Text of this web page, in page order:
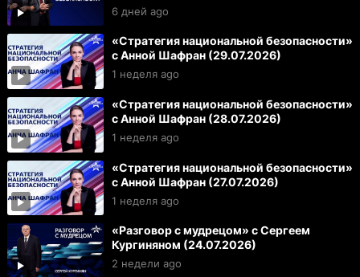
6 дней ago
«Стратегия национальной безопасности»
с Анной Шафран (29.07.2026)
1 неделя ago
«Стратегия национальной безопасности»
с Анной Шафран (28.07.2026)
1 неделя ago
«Стратегия национальной безопасности»
с Анной Шафран (27.07.2026)
1 неделя ago
«Разговор с мудрецом» с Сергеем
Кургиняном (24.07.2026)
2 недели ago